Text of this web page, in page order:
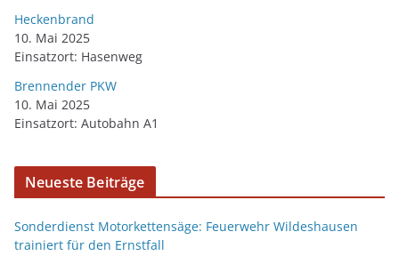
Heckenbrand
10. Mai 2025
Einsatzort: Hasenweg
Brennender PKW
10. Mai 2025
Einsatzort: Autobahn A1
Neueste Beiträge
Sonderdienst Motorkettensäge: Feuerwehr Wildeshausen
trainiert für den Ernstfall